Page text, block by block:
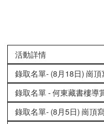
活動詳情
錄取名單- (8月18日) 崗頂
錄取名單 - 何東藏書樓導
錄取名單- (8月5日) 崗頂